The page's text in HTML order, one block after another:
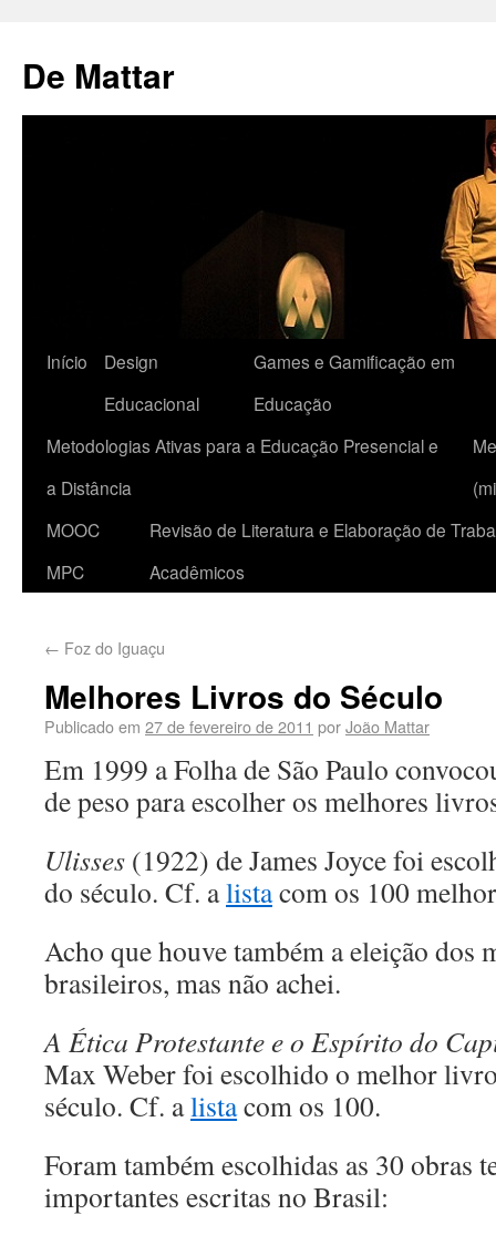
De Mattar
Início
Design
Educacional
Games e Gamificação em
Educação
Metodologias Ativas para a Educação Presencial e
a Distância
MOOC
MPC
Revisão de Literatura e Elaboração de
Acadêmicos
← Foz do Iguaçu
Melhores Livros do Século
Publicado em 27 de fevereiro de 2011 porJoão Mattar
Em 1999 a Folha de São Paulo
de peso para escolher os melhores
Ulisses (1922) de James Joyce foi
do século. Cf. alistacom os 100
Acho que houve também a eleição dos
brasileiros, mas não achei.
A Ética Protestante e o Espírito do
Max Weber foi escolhido o melhor
século. Cf. alistacom os 100.
Foram também escolhidas as 30 obras
importantes escritas no Brasil: